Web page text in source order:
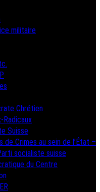
militaire
Chrétien
Radicaux
Suisse
de Crimes au sein de l’État –
socialiste suisse
du Centre